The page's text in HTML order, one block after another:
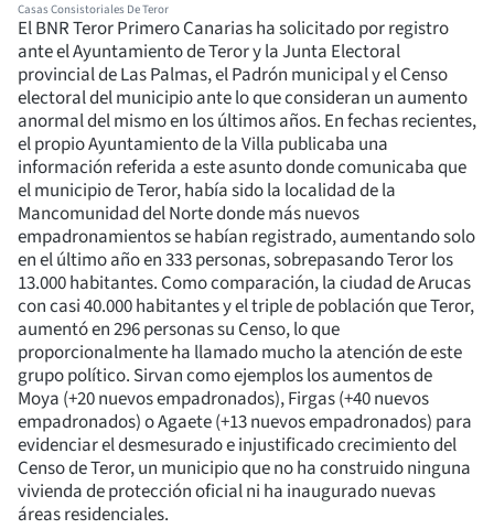
Casas Consistoriales De Teror
El BNR Teror Primero Canarias ha solicitado por registro
ante el Ayuntamiento de Teror y la Junta Electoral
provincial de Las Palmas, el Padrón municipal y el Censo
electoral del municipio ante lo que consideran un aumento
anormal del mismo en los últimos años. En fechas recientes,
el propio Ayuntamiento de la Villa publicaba una
información referida a este asunto donde comunicaba que
el municipio de Teror, había sido la localidad de la
Mancomunidad del Norte donde más nuevos
empadronamientos se habían registrado, aumentando solo
en el último año en 333 personas, sobrepasando Teror los
13.000 habitantes. Como comparación, la ciudad de Arucas
con casi 40.000 habitantes y el triple de población que Teror,
aumentó en 296 personas su Censo, lo que
proporcionalmente ha llamado mucho la atención de este
grupo político. Sirvan como ejemplos los aumentos de
Moya (+20 nuevos empadronados), Firgas (+40 nuevos
empadronados) o Agaete (+13 nuevos empadronados) para
evidenciar el desmesurado e injustificado crecimiento del
Censo de Teror, un municipio que no ha construido ninguna
vivienda de protección oficial ni ha inaugurado nuevas
áreas residenciales.